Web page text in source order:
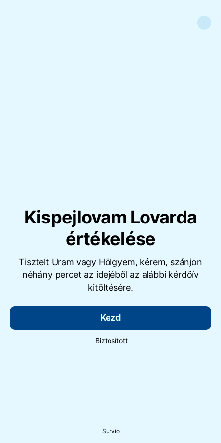
Kispejlovam Lovarda
értékelése
Tisztelt Uram vagy Hölgyem, kérem, szánjon
néhány percet az idejéből az alábbi kérdőív
kitöltésére.
Kezd
Biztosított
Survio